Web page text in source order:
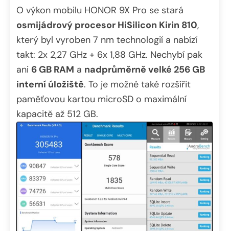
O výkon mobilu HONOR 9X Pro se stará
osmijádrový procesor HiSilicon Kirin 810,
který byl vyroben 7 nm technologií a nabízí
takt: 2x 2,27 GHz + 6x 1,88 GHz. Nechybí pak
ani 6 GB RAM a nadprůměrně velké 256 GB
interní úložiště. To je možné také rozšířit
paměťovou kartou microSD o maximální
kapacitě až 512 GB.